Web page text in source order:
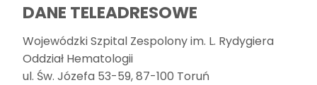
DANE TELEADRESOWE
Wojewódzki Szpital Zespolony im. L. Rydygiera
Oddział Hematologii
ul. Św. Józefa 53-59, 87-100 Toruń